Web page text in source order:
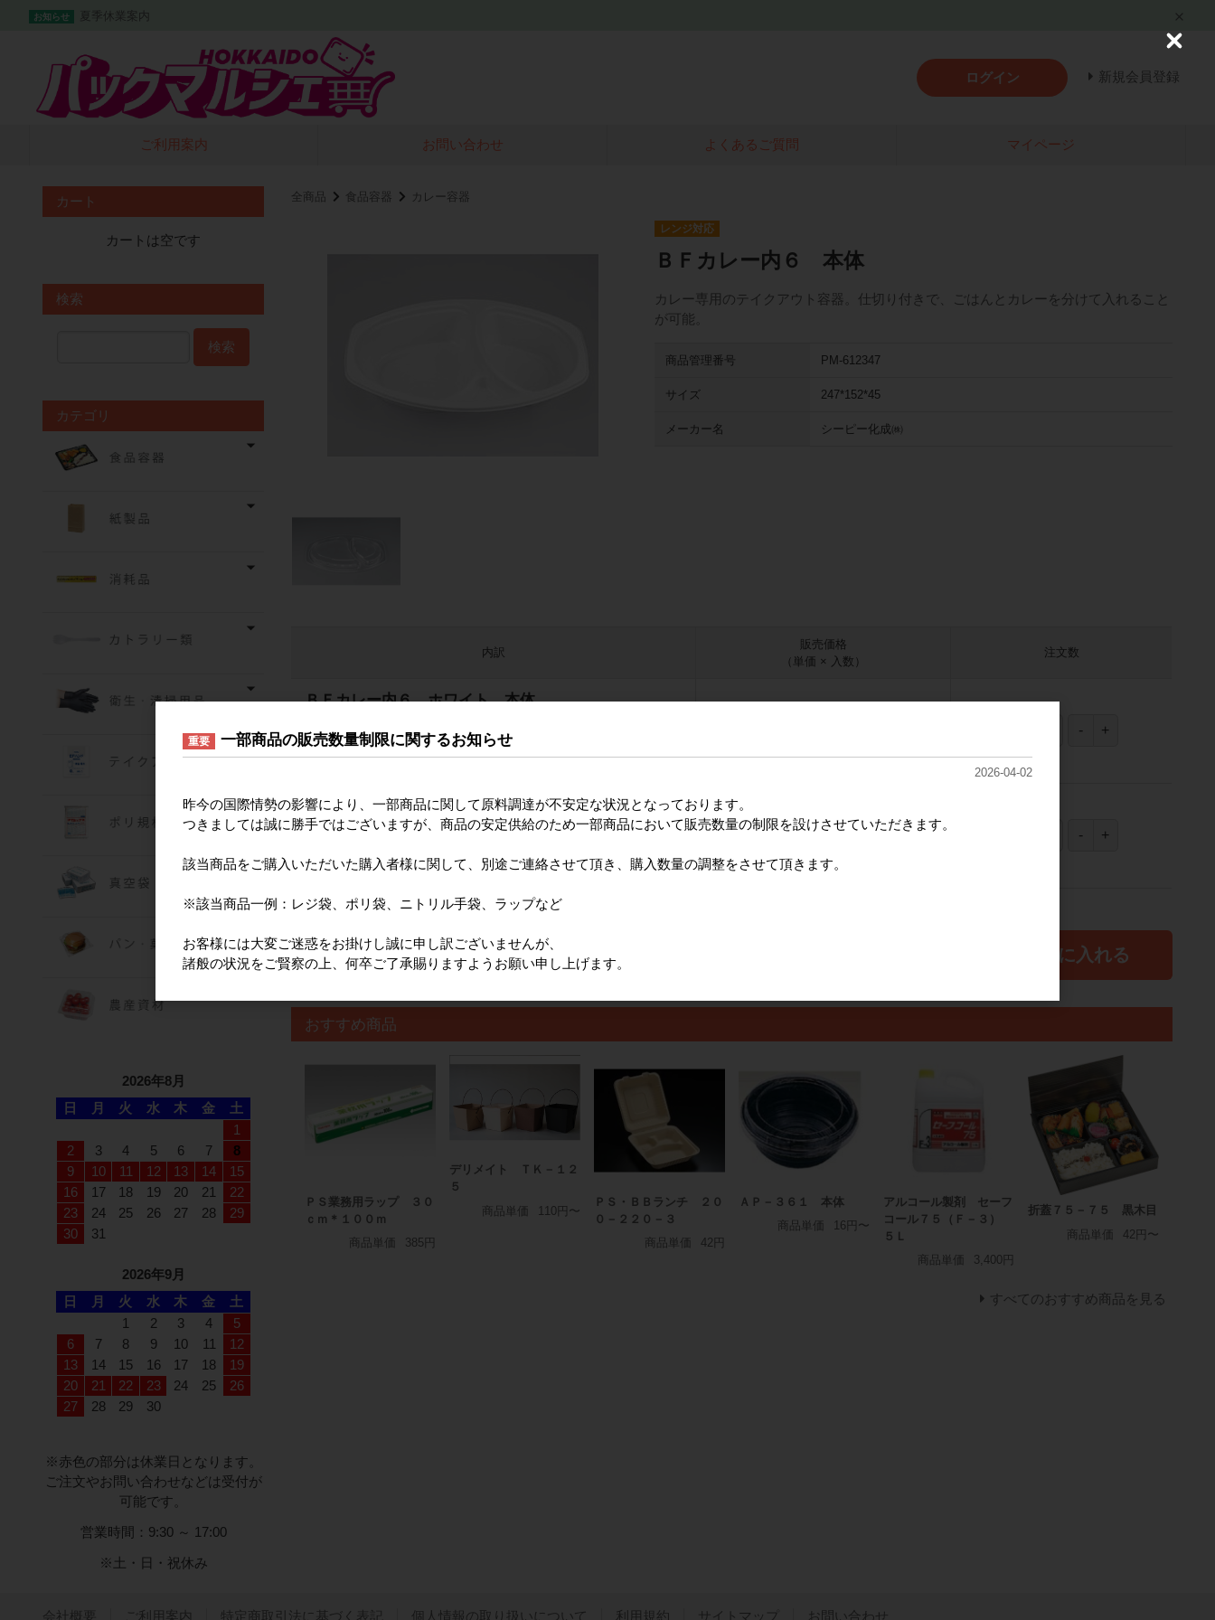
お知らせ 夏季休業案内
ログイン 新規会員登録
ご利用案内 お問い合わせ よくあるご質問 マイページ
全商品 食品容器 カレー容器
レンジ対応
ＢＦカレー内６ 本体
カレー専用のテイクアウト容器。仕切り付きで、ごはんとカレーを分けて入れること
が可能。
商品管理番号 PM-612347
サイズ 247*152*45
メーカー名 シーピー化成㈱
内訳
販売価格
（単価 × 入数）
注文数
ＢＦカレー内６ ホワイト 本体
品番
612347
JANコード
4935168139544
ＢＦカレー内６ 嵌合蓋 Ｕ字穴
品番
612348
重量
8.3g
1,850円(税込2,035円)
※税込価格は目安です。最終的な消費税額は税抜合計額から計算されるため、変動する場合があります。
カートに入れる
おすすめ商品
ＰＳ業務用ラップ ３０
ｃｍ＊１００ｍ
商品単価
385円
デリメイト ＴＫ－１２
５
商品単価
110円〜
ＰＳ・ＢＢランチ ２０
０－２２０－３
商品単価
42円
ＡＰ－３６１ 本体
商品単価
16円〜
アルコール製剤 セーフ
コール７５（Ｆ－３）
５Ｌ
商品単価
3,400円
折蓋７５－７５ 黒木目
商品単価
42円〜
すべてのおすすめ商品を見る
カート
カートは空です
検索
検索
カテゴリ
2026年8月
日
月 火 水 木 金
土
1
2
3 4 5 6 7
8
9
10 11 12 13 14
15
16
17 18 19 20 21
22
23
24 25 26 27 28
29
30
31
2026年9月
日
月 火 水 木 金
土
1
2 3 4
5
6
7 8 9 10 11
12
13
14 15 16 17 18
19
20
21 22 23 24 25
26
27
28 29 30
※赤色の部分は休業日となります。
ご注文やお問い合わせなどは受付が
可能です。
営業時間：9:30 ～ 17:00
※土・日・祝休み
会社概要 ご利用案内 特定商取引法に基づく表記 個人情報の取り扱いについて 利用規約 サイトマップ お問い合わせ
重要 一部商品の販売数量制限に関するお知らせ
2026-04-02
昨今の国際情勢の影響により、一部商品に関して原料調達が不安定な状況となっております。
つきましては誠に勝手ではございますが、商品の安定供給のため一部商品において販売数量の制限を設けさせていただきます。
該当商品をご購入いただいた購入者様に関して、別途ご連絡させて頂き、購入数量の調整をさせて頂きます。
※該当商品一例：レジ袋、ポリ袋、ニトリル手袋、ラップなど
お客様には大変ご迷惑をお掛けし誠に申し訳ございませんが、
諸般の状況をご賢察の上、何卒ご了承賜りますようお願い申し上げます。
C
o